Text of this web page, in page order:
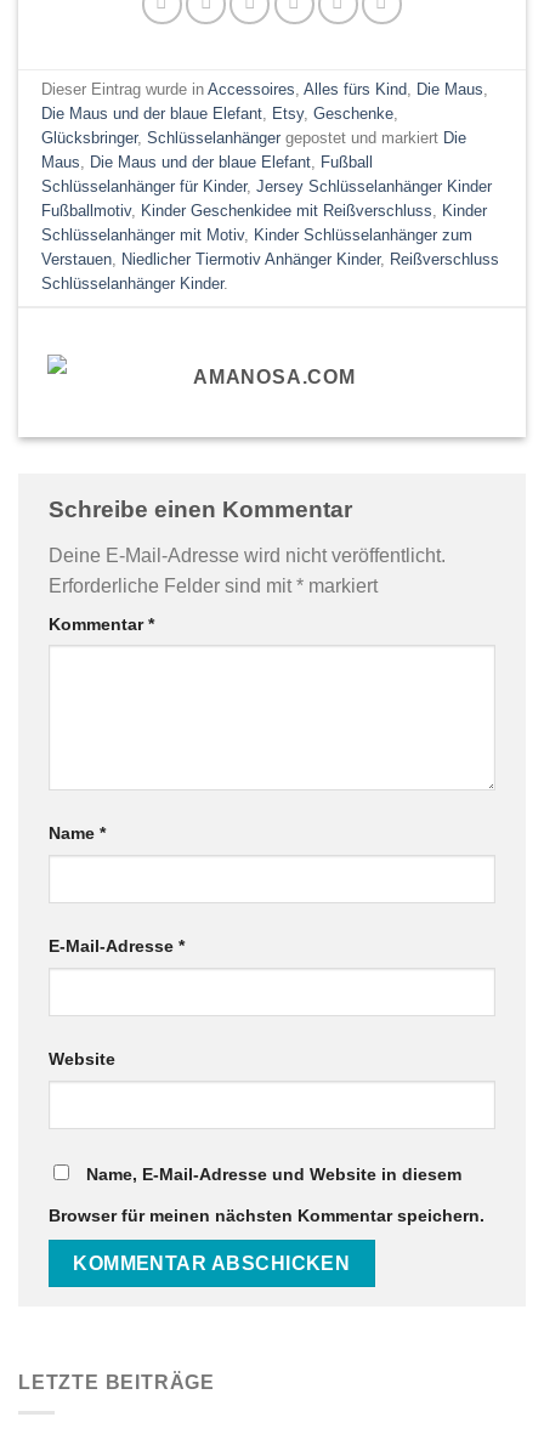
LETZTE BEITRÄGE
Dieser Eintrag wurde inAccessoires,Alles fürs Kind, Die Maus,
Die Maus und der blaue Elefant, Etsy,Geschenke,
Glücksbringer,Schlüsselanhänger gepostet und markiert Die
Maus, Die Maus und der blaue Elefant, Fußball
Schlüsselanhänger für Kinder,Jersey Schlüsselanhänger Kinder
Fußballmotiv, Kinder Geschenkidee mit Reißverschluss, Kinder
Schlüsselanhänger mit Motiv, Kinder Schlüsselanhänger zum
Verstauen, Niedlicher Tiermotiv Anhänger Kinder, Reißverschluss
Schlüsselanhänger Kinder.
AMANOSA.COM
Schreibe einen Kommentar
Deine E-Mail-Adresse wird nicht veröffentlicht.
Erforderliche Felder sind mit* markiert
Kommentar*
Name *
E-Mail-Adresse *
Website
Name, E-Mail-Adresse und Website in diesem
Browser für meinen nächsten Kommentar speichern.